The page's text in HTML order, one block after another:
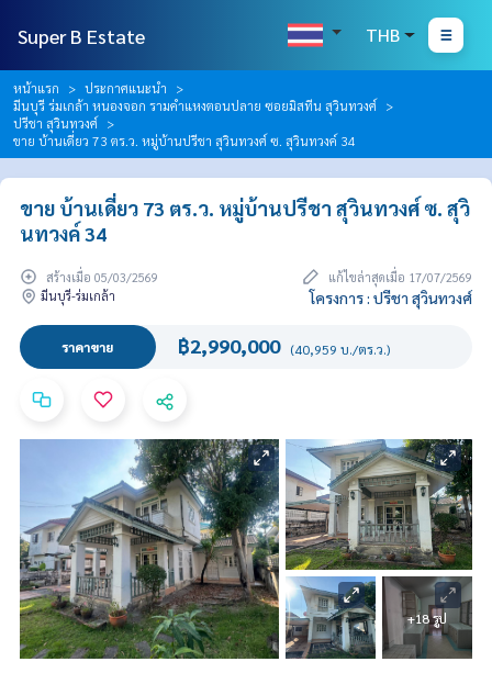
Super B Estate THB
หน้าแรก
ประกาศแนะนำ
มีนบุรี ร่มเกล้า หนองจอก รามคำแหงตอนปลาย ซอยมิสทีน สุวินทวงศ์
ปรีชา สุวินทวงศ์
ขาย บ้านเดี่ยว 73 ตร.ว. หมู่บ้านปรีชา สุวินทวงศ์ ซ. สุวินทวงค์ 34
ขาย บ้านเดี่ยว 73 ตร.ว. หมู่บ้านปรีชา สุวินทวงศ์ ซ. สุวิ
นทวงค์ 34
สร้างเมื่อ 05/03/2569
แก้ไขล่าสุดเมื่อ 17/07/2569
มีนบุรี-ร่มเกล้า
โครงการ : ปรีชา สุวินทวงศ์
ราคาขาย ฿2,990,000 (40,959 บ./ตร.ว.)
+18 รูป